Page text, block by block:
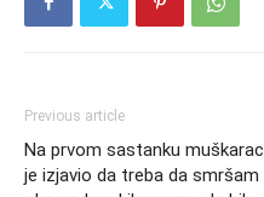
Previous article
Na prvom sastanku muškarac
je izjavio da treba da smršam